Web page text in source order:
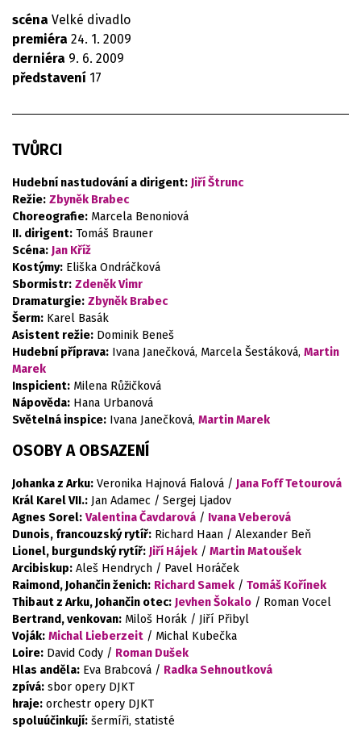
scéna Velké divadlo
premiéra 24. 1. 2009
derniéra 9. 6. 2009
představení 17
TVŮRCI
Hudební nastudování a dirigent: Jiří Štrunc
Režie: Zbyněk Brabec
Choreografie: Marcela Benoniová
II. dirigent: Tomáš Brauner
Scéna: Jan Kříž
Kostýmy: Eliška Ondráčková
Sbormistr: Zdeněk Vimr
Dramaturgie: Zbyněk Brabec
Šerm: Karel Basák
Asistent režie: Dominik Beneš
Hudební příprava: Ivana Janečková, Marcela Šestáková, Martin
Marek
Inspicient: Milena Růžičková
Nápověda: Hana Urbanová
Světelná inspice: Ivana Janečková, Martin Marek
OSOBY A OBSAZENÍ
Johanka z Arku: Veronika Hajnová Fialová / Jana Foff Tetourová
Král Karel VII.: Jan Adamec / Sergej Ljadov
Agnes Sorel: Valentina Čavdarová / Ivana Veberová
Dunois, francouzský rytíř: Richard Haan / Alexander Beň
Lionel, burgundský rytíř: Jiří Hájek / Martin Matoušek
Arcibiskup: Aleš Hendrych / Pavel Horáček
Raimond, Johančin ženich: Richard Samek / Tomáš Kořínek
Thibaut z Arku, Johančin otec: Jevhen Šokalo / Roman Vocel
Bertrand, venkovan: Miloš Horák / Jiří Přibyl
Voják: Michal Lieberzeit / Michal Kubečka
Loire: David Cody / Roman Dušek
Hlas anděla: Eva Brabcová / Radka Sehnoutková
zpívá: sbor opery DJKT
hraje: orchestr opery DJKT
spoluúčinkují: šermíři, statisté